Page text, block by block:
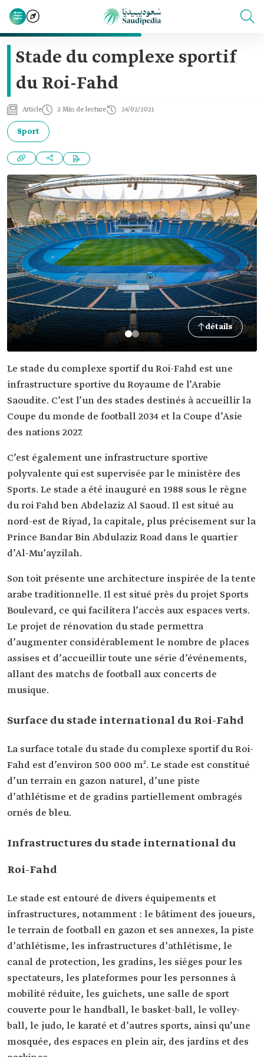
Stade du complexe sportif
du Roi-Fahd
Article 2 Min de lecture 24/02/2021
Sport
détails
Le stade du complexe sportif du Roi-Fahd est une
infrastructure sportive du Royaume de l’Arabie
Saoudite. C’est l’un des stades destinés à accueillir la
Coupe du monde de football 2034 et la Coupe d’Asie
des nations 2027.
C’est également une infrastructure sportive
polyvalente qui est supervisée par le ministère des
Sports. Le stade a été inauguré en 1988 sous le règne
du roi Fahd ben Abdelaziz Al Saoud. Il est situé au
nord-est de Riyad, la capitale, plus précisement sur la
Prince Bandar Bin Abdulaziz Road dans le quartier
d’Al-Mu’ayzilah.
Son toit présente une architecture inspirée de la tente
arabe traditionnelle. Il est situé près du projet Sports
Boulevard, ce qui facilitera l’accès aux espaces verts.‏
Le projet de rénovation du stade permettra
d’augmenter considérablement le nombre de places
assises et d’accueillir toute une série d’événements,
allant des matchs de football aux concerts de
musique.
Surface du stade international du Roi-Fahd
La surface totale du stade du complexe sportif du Roi-
Fahd est d’environ 500 000 m². Le stade est constitué
d’un terrain en gazon naturel, d’une piste
d’athlétisme et de gradins partiellement ombragés
ornés de bleu.
Infrastructures du stade international du
Roi-Fahd
Le stade est entouré de divers équipements et
infrastructures, notamment : le bâtiment des joueurs,
le terrain de football en gazon et ses annexes, la piste
d’athlétisme, les infrastructures d’athlétisme, le
canal de protection, les gradins, les sièges pour les
spectateurs, les plateformes pour les personnes à
mobilité réduite, les guichets, une salle de sport
couverte pour le handball, le basket-ball, le volley-
ball, le judo, le karaté et d’autres sports, ainsi qu’une
mosquée, des espaces en plein air, des jardins et des